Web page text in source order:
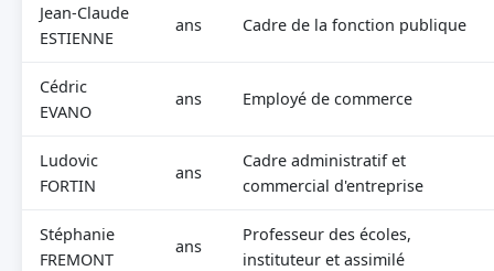
Jean-Claude
ESTIENNE
ans Cadre de la fonction publique
Cédric
EVANO
ans Employé de commerce
Ludovic
FORTIN
ans
Cadre administratif et
commercial d'entreprise
Stéphanie
FREMONT
ans
Professeur des écoles,
instituteur et assimilé